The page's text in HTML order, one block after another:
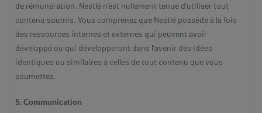
de rémunération. Nestlé n’est nullement tenue d’utiliser tout
contenu soumis. Vous comprenez que Nestlé possède à la fois
des ressources internes et externes qui peuvent avoir
développé ou qui développeront dans l’avenir des idées
identiques ou similaires à celles de tout contenu que vous
soumettez.
5. Communication